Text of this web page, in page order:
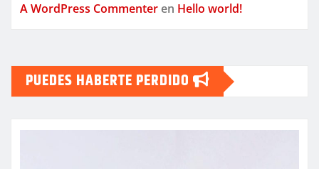
A WordPress Commenter en Hello world!
PUEDES HABERTE PERDIDO